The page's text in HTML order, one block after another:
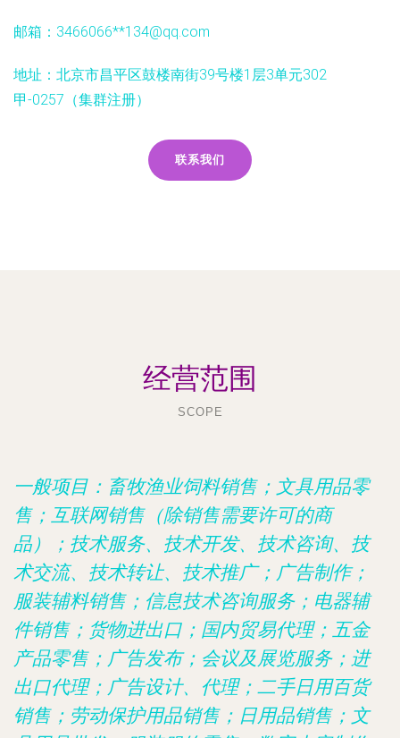
邮箱：3466066**134@qq.com
地址：北京市昌平区鼓楼南街39号楼1层3单元302
甲-0257（集群注册）
联系我们
经营范围
SCOPE
一般项目：畜牧渔业饲料销售；文具用品零
售；互联网销售（除销售需要许可的商
品）；技术服务、技术开发、技术咨询、技
术交流、技术转让、技术推广；广告制作；
服装辅料销售；信息技术咨询服务；电器辅
件销售；货物进出口；国内贸易代理；五金
产品零售；广告发布；会议及展览服务；进
出口代理；广告设计、代理；二手日用百货
销售；劳动保护用品销售；日用品销售；文